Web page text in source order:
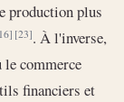
production plus
[23]. À l'inverse,
le commerce
financiers et